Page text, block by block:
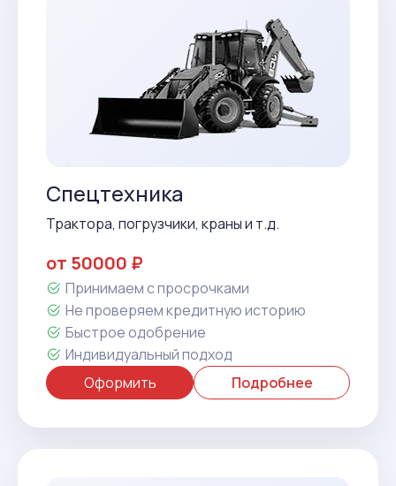
Спецтехника
Трактора, погрузчики, краны и т.д.
от 50000 ₽
Принимаем с просрочками
Не проверяем кредитную историю
Быстрое одобрение
Индивидуальный подход
Оформить
Подробнее